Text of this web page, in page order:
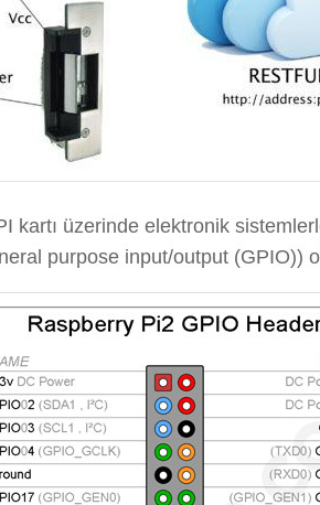
kartı üzerinde elektronik
purpose input/output (GPIO))